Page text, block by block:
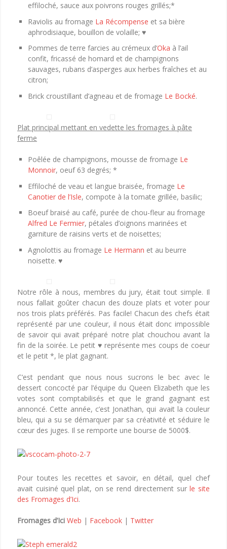
effiloché, sauce aux poivrons rouges grillés;*
Raviolis au fromage La Récompense et sa bière
aphrodisiaque, bouillon de volaille; ♥
Pommes de terre farcies au crémeux d’Oka à l’ail
confit, fricassé de homard et de champignons
sauvages, rubans d’asperges aux herbes fraîches et au
citron;
Brick croustillant d’agneau et de fromage Le Bocké.
Plat principal mettant en vedette les fromages à pâte
ferme
Poêlée de champignons, mousse de fromage Le
Monnoir, oeuf 63 degrés; *
Effiloché de veau et langue braisée, fromage Le
Canotier de l’Isle, compote à la tomate grillée, basilic;
Boeuf braisé au café, purée de chou-fleur au fromage
Alfred Le Fermier, pétales d’oignons marinées et
garniture de raisins verts et de noisettes;
Agnolottis au fromage Le Hermann et au beurre
noisette. ♥
Notre rôle à nous, membres du jury, était tout simple. Il
nous fallait goûter chacun des douze plats et voter pour
nos trois plats préférés. Pas facile! Chacun des chefs était
représenté par une couleur, il nous était donc impossible
de savoir qui avait préparé notre plat chouchou avant la
fin de la soirée. Le petit ♥ représente mes coups de coeur
et le petit *, le plat gagnant.
C’est pendant que nous nous sucrons le bec avec le
dessert concocté par l’équipe du Queen Elizabeth que les
votes sont comptabilisés et que le grand gagnant est
annoncé. Cette année, c’est Jonathan, qui avait la couleur
bleu, qui a su se démarquer par sa créativité et séduire le
cœur des juges. Il se remporte une bourse de 5000$.
Pour toutes les recettes et savoir, en détail, quel chef
avait cuisiné quel plat, on se rend directement surle site
des Fromages d’Ici.
Fromages d’Ici Web | Facebook | Twitter